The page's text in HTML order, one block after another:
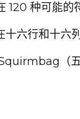
种可能的
十六行和十
（